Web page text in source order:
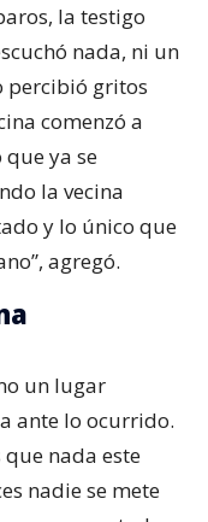
la testigo
nada, ni un
percibió gritos
comenzó a
ya se
la vecina
y lo único que
agregó.
un lugar
ante lo ocurrido.
que nada este
nadie se mete